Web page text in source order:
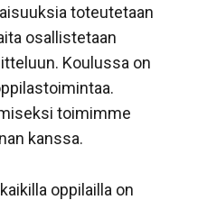
toteutetaan
osallistetaan
Koulussa on
toimimme
kanssa.
oppilailla on